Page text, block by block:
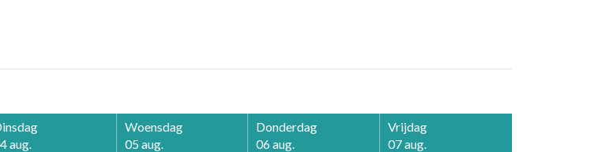
aug.
Woensdag
05 aug.
Donderdag
06 aug.
Vrijdag
07 aug.